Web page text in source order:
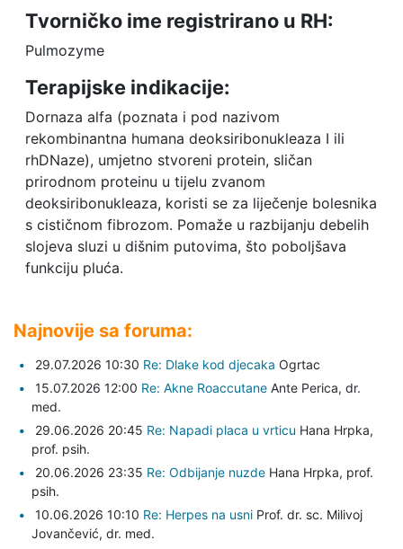
Tvorničko ime registrirano u RH:
Pulmozyme
Terapijske indikacije:
Dornaza alfa (poznata i pod nazivom
rekombinantna humana deoksiribonukleaza I ili
rhDNaze), umjetno stvoreni protein, sličan
prirodnom proteinu u tijelu zvanom
deoksiribonukleaza, koristi se za liječenje bolesnika
s cističnom fibrozom. Pomaže u razbijanju debelih
slojeva sluzi u dišnim putovima, što poboljšava
funkciju pluća.
Najnovije sa foruma:
29.07.2026 10:30 Re: Dlake kod djecaka Ogrtac
15.07.2026 12:00 Re: Akne Roaccutane Ante Perica, dr.
med.
29.06.2026 20:45 Re: Napadi placa u vrticu Hana Hrpka,
prof. psih.
20.06.2026 23:35 Re: Odbijanje nuzde Hana Hrpka, prof.
psih.
10.06.2026 10:10 Re: Herpes na usni Prof. dr. sc. Milivoj
Jovančević, dr. med.